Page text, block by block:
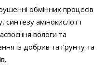
обмінних процесів
амінокислот і
вологи та
із добрив та ґрунту та